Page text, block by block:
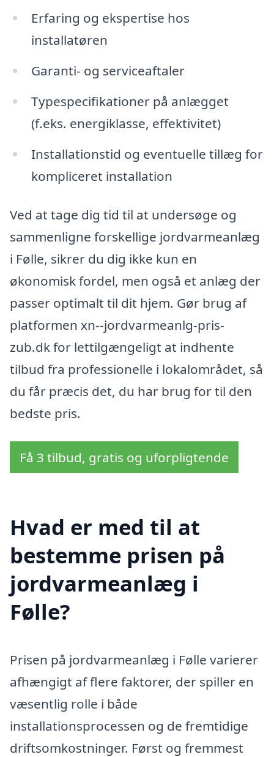
Erfaring og ekspertise hos
installatøren
Garanti- og serviceaftaler
Typespecifikationer på anlægget
(f.eks. energiklasse, effektivitet)
Installationstid og eventuelle tillæg for
kompliceret installation
Ved at tage dig tid til at undersøge og
sammenligne forskellige jordvarmeanlæg
i Følle, sikrer du dig ikke kun en
økonomisk fordel, men også et anlæg der
passer optimalt til dit hjem. Gør brug af
platformen xn--jordvarmeanlg-pris-
zub.dk for lettilgængeligt at indhente
tilbud fra professionelle i lokalområdet, så
du får præcis det, du har brug for til den
bedste pris.
Få 3 tilbud, gratis og uforpligtende
Hvad er med til at
bestemme prisen på
jordvarmeanlæg i
Følle?
Prisen på jordvarmeanlæg i Følle varierer
afhængigt af flere faktorer, der spiller en
væsentlig rolle i både
installationsprocessen og de fremtidige
driftsomkostninger. Først og fremmest